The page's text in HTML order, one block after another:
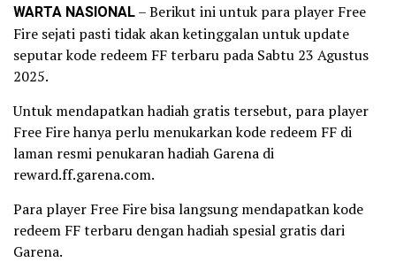
WARTA NASIONAL– Berikut ini untuk para player Free
Fire sejati pasti tidak akan ketinggalan untuk update
seputar kode redeem FF terbaru pada Sabtu 23 Agustus
2025.
Untuk mendapatkan hadiah gratis tersebut, para player
Free Fire hanya perlu menukarkan kode redeem FF di
laman resmi penukaran hadiah Garena di
reward.ff.garena.com.
Para player Free Fire bisa langsung mendapatkan kode
redeem FF terbaru dengan hadiah spesial gratis dari
Garena.